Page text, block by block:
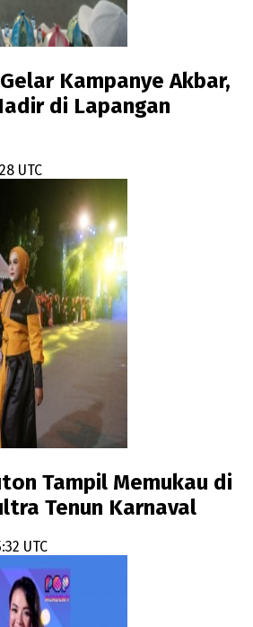
Kampanye Akbar,
di Lapangan
UTC
Tampil Memukau di
Tenun Karnaval
UTC